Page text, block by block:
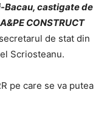
Bacau, castigate de
CONSTRUCT
de stat din
Scriosteanu.
pe care se va putea